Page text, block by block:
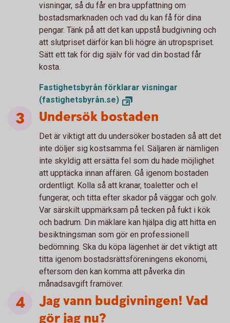
visningar, så du får en bra uppfattning om
bostadsmarknaden och vad du kan få för dina
pengar. Tänk på att det kan uppstå budgivning och
att slutpriset därför kan bli högre än utropspriset.
Sätt ett tak för dig själv för vad din bostad får
kosta.
Fastighetsbyrån förklarar visningar
(fastighetsbyrån.se)
Undersök bostaden
Det är viktigt att du undersöker bostaden så att det
inte döljer sig kostsamma fel. Säljaren är nämligen
inte skyldig att ersätta fel som du hade möjlighet
att upptäcka innan affären. Gå igenom bostaden
ordentligt. Kolla så att kranar, toaletter och el
fungerar, och titta efter skador på väggar och golv.
Var särskilt uppmärksam på tecken på fukt i kök
och badrum. Din mäklare kan hjälpa dig att hitta en
besiktningsman som gör en professionell
bedömning. Ska du köpa lägenhet är det viktigt att
titta igenom bostadsrättsföreningens ekonomi,
eftersom den kan komma att påverka din
månadsavgift framöver.
Jag vann budgivningen! Vad
gör jag nu?